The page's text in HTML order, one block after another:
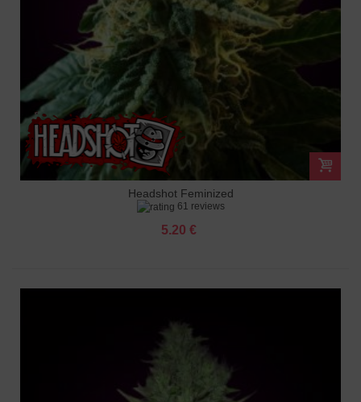
Headshot Feminized
61 reviews
5.20 €